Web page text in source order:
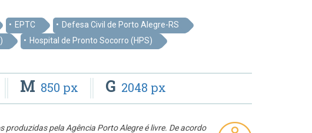
EPTC
Defesa Civil de Porto Alegre-RS
Hospital de Pronto Socorro (HPS)
M 850 px G 2048 px
produzidas pela Agência Porto Alegre é livre. De acordo